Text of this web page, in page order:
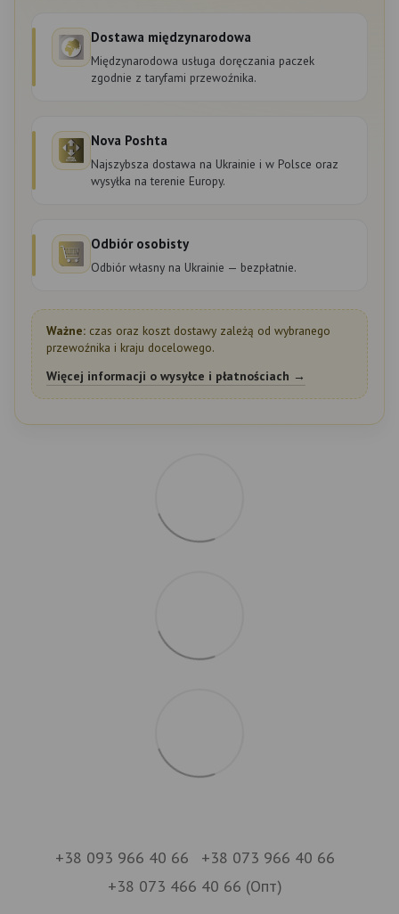
Dostawa międzynarodowa
Międzynarodowa usługa doręczania paczek
zgodnie z taryfami przewoźnika.
Nova Poshta
Najszybsza dostawa na Ukrainie i w Polsce oraz
wysyłka na terenie Europy.
Odbiór osobisty
Odbiór własny na Ukrainie — bezpłatnie.
Ważne: czas oraz koszt dostawy zależą od wybranego
przewoźnika i kraju docelowego.
Więcej informacji o wysyłce i płatnościach →
+38 093 966 40 66
+38 073 966 40 66
+38 073 466 40 66 (Опт)